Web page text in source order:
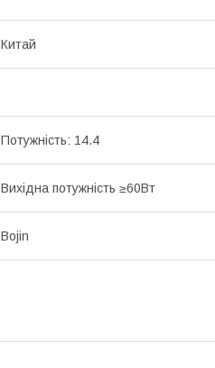
Китай
Потужність: 14.4
Вихідна потужність ≥60Вт
Bojin